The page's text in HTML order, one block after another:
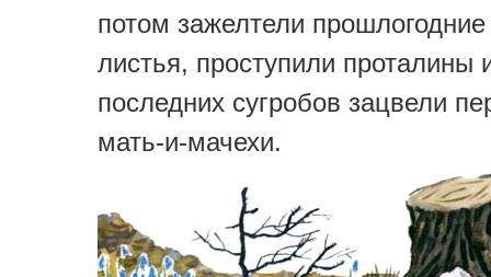
потом зажелтели
листья, проступили проталины
последних сугробов зацвели
мать-и-мачехи.